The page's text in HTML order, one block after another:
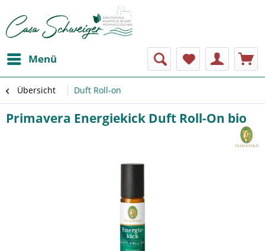
Menü
Übersicht Duft Roll-on
Primavera Energiekick Duft Roll-On bio